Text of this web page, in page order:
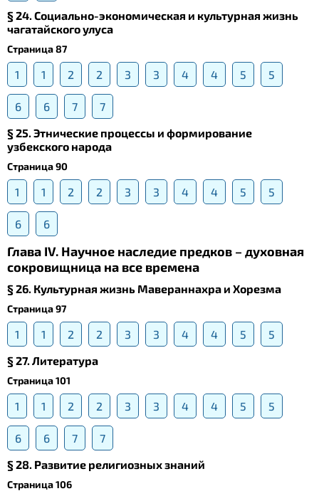
§ 24. Социально-экономическая и культурная жизнь
чагатайского улуса
Страница 87
1 1 2 2 3 3 4 4 5 5
6 6 7
7
§ 25. Этнические процессы и формирование
узбекского народа
Страница 90
1 1 2 2 3 3 4 4 5 5
6 6
Глава IV. Научное наследие предков – духовная
сокровищница на все времена
§ 26. Культурная жизнь Мавераннахра и Хорезма
Страница 97
1 1 2 2 3 3 4 4 5
5
§ 27. Литература
Страница 101
1 1 2 2 3 3 4 4 5 5
6 6 7
7
§ 28. Развитие религиозных знаний
Страница 106